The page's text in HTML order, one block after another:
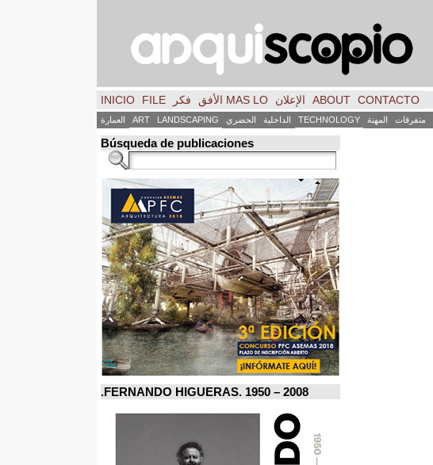
INICIO FILE فكر MAS LO الأفق الإعلان ABOUT CONTACTO
العمارة ART LANDSCAPING الحضري الداخلية TECHNOLOGY المهنة متفرقات
Búsqueda de publicaciones
FERNANDO HIGUERAS. 1950 – 2008.